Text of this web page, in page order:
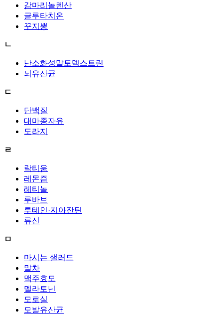
감마리놀렌산
글루타치온
꾸지뽕
ㄴ
난소화성말토덱스트린
뇌유산균
ㄷ
단백질
대마종자유
도라지
ㄹ
락티움
레몬즙
레티놀
루바브
루테인·지아잔틴
류신
ㅁ
마시는 샐러드
말차
맥주효모
멜라토닌
모로실
모발유산균